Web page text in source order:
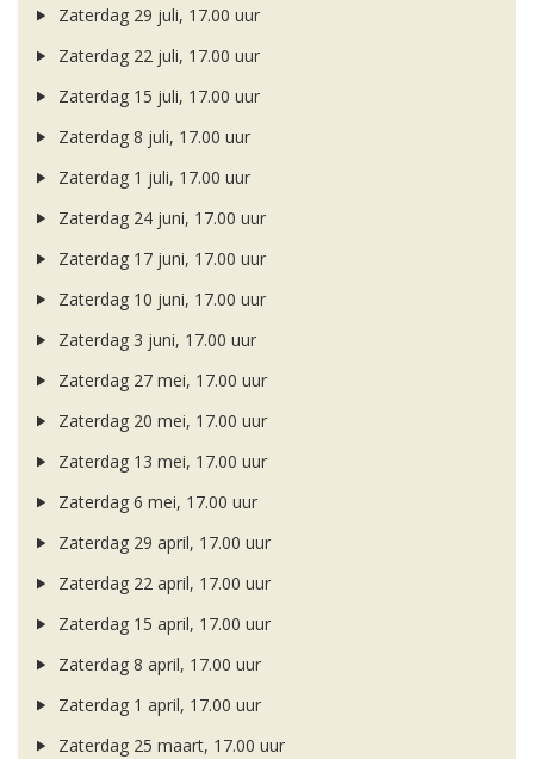
Zaterdag 29 juli, 17.00 uur
Zaterdag 22 juli, 17.00 uur
Zaterdag 15 juli, 17.00 uur
Zaterdag 8 juli, 17.00 uur
Zaterdag 1 juli, 17.00 uur
Zaterdag 24 juni, 17.00 uur
Zaterdag 17 juni, 17.00 uur
Zaterdag 10 juni, 17.00 uur
Zaterdag 3 juni, 17.00 uur
Zaterdag 27 mei, 17.00 uur
Zaterdag 20 mei, 17.00 uur
Zaterdag 13 mei, 17.00 uur
Zaterdag 6 mei, 17.00 uur
Zaterdag 29 april, 17.00 uur
Zaterdag 22 april, 17.00 uur
Zaterdag 15 april, 17.00 uur
Zaterdag 8 april, 17.00 uur
Zaterdag 1 april, 17.00 uur
Zaterdag 25 maart, 17.00 uur